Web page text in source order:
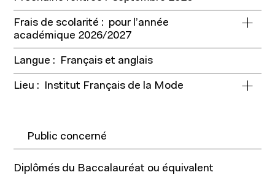
Frais de scolarité : pour l’année
académique 2026/2027
Langue : Français et anglais
Lieu : Institut Français de la Mode
Public concerné
Diplômés du Baccalauréat ou équivalent